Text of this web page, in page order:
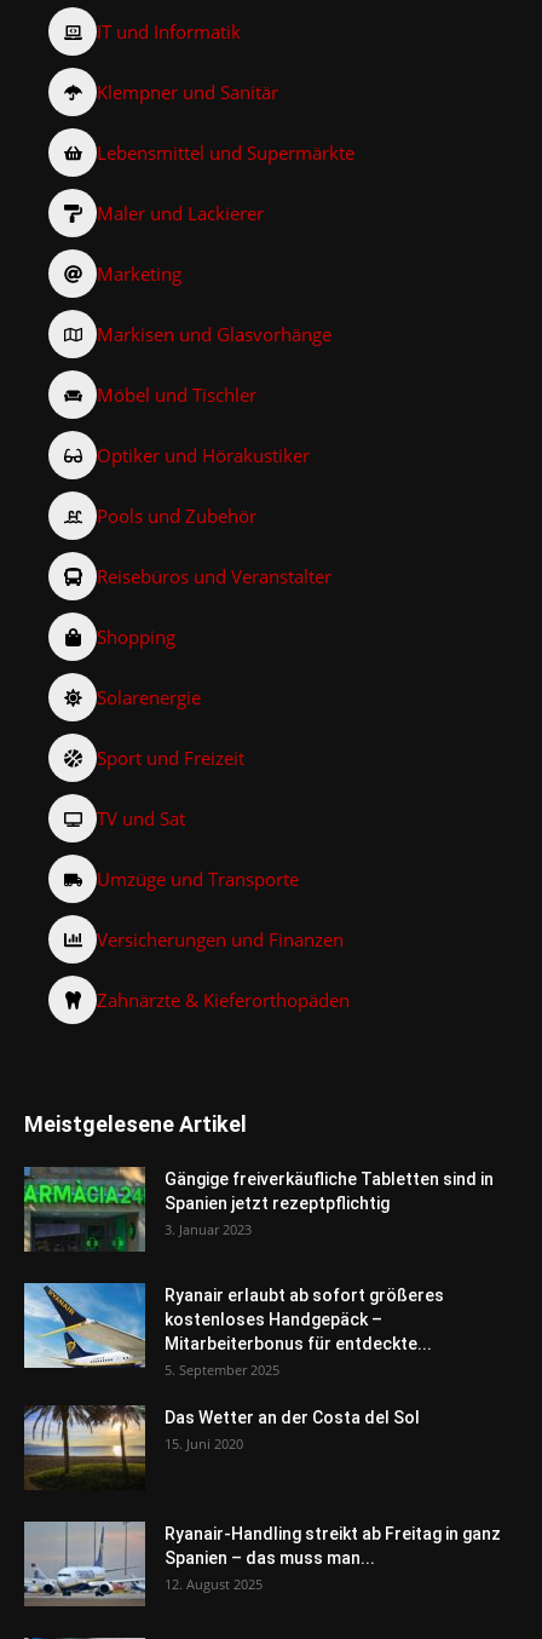
IT und Informatik
Klempner und Sanitär
Lebensmittel und Supermärkte
Maler und Lackierer
Marketing
Markisen und Glasvorhänge
Möbel und Tischler
Optiker und Hörakustiker
Pools und Zubehör
Reisebüros und Veranstalter
Shopping
Solarenergie
Sport und Freizeit
TV und Sat
Umzüge und Transporte
Versicherungen und Finanzen
Zahnärzte & Kieferorthopäden
Meistgelesene Artikel
Gängige freiverkäufliche Tabletten sind in
Spanien jetzt rezeptpflichtig
3. Januar 2023
Ryanair erlaubt ab sofort größeres
kostenloses Handgepäck –
Mitarbeiterbonus für entdeckte...
5. September 2025
Das Wetter an der Costa del Sol
15. Juni 2020
Ryanair-Handling streikt ab Freitag in ganz
Spanien – das muss man...
12. August 2025